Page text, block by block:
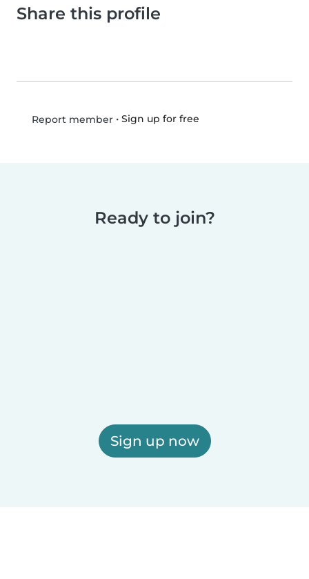
Share this profile
Report member• Sign up for free
Ready to join?
Sign up now